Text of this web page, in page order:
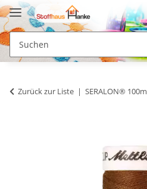
Zurück zur Liste SERALON® 100m